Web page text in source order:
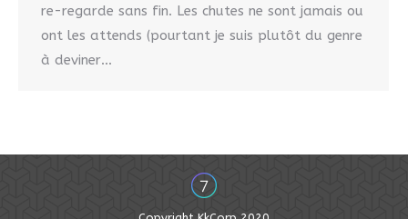
re-regarde sans fin. Les chutes ne sont jamais ou
ont les attends (pourtant je suis plutôt du genre
à deviner…